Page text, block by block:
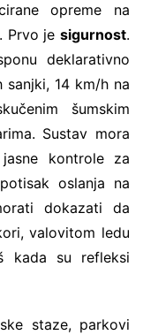
opreme na
Prvo je sigurnost.
deklarativno
14 km/h na
šumskim
Sustav mora
kontrole za
oslanja na
dokazati da
valovitom ledu
kada su refleksi
staze, parkovi